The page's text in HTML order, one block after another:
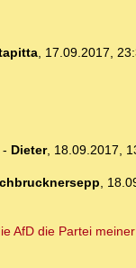
, 17.09.2017,
- Dieter, 18.09.2017,
,
AfD die Partei